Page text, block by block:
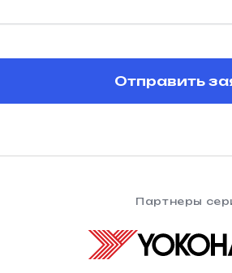
Отправить
Партнеры